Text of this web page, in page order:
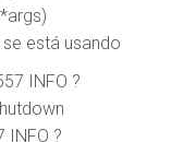
está usando
INFO ?
INFO ?